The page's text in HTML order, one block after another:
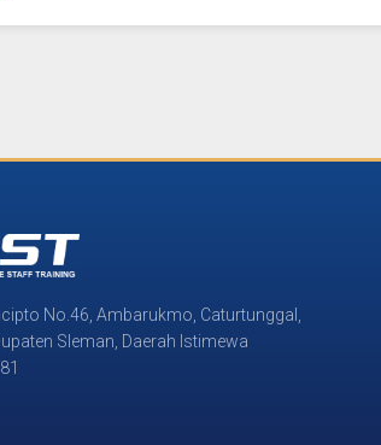
No.46, Ambarukmo, Caturtunggal,
Sleman, Daerah Istimewa